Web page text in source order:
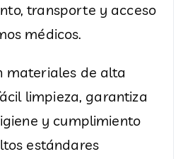
transporte y acceso
médicos.
materiales de alta
limpieza, garantiza
y cumplimiento
estándares